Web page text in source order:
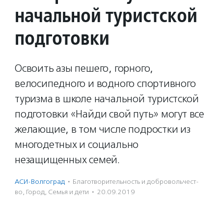
начальной туристской
подготовки
Освоить азы пешего, горного,
велосипедного и водного спортивного
туризма в школе начальной туристской
подготовки «Найди свой путь» могут все
желающие, в том числе подростки из
многодетных и социально
незащищенных семей.
АСИ-Волгоград · Благотвори­тель­ность и доброволь­чест­
во, Город, Семья и дети · 20.09.2019